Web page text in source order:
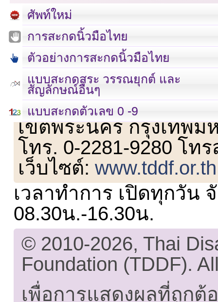
ศัพท์ใหม่
การสะกดนิ้วมือไทย
ตัวอย่างการสะกดนิ้วมือไทย
แบบสะกดสระ วรรณยุกต์ และ
สัญลักษณ์อื่นๆ
แบบสะกดตัวเลข 0 -9
เลขที่ 23 ชั้น 2 ถนนวิ
เขตพระนคร กรุงเทพม
โทร. 0-2281-9280 โท
เว็บไซต์:www.tddf.or.th
เวลาทำการ เปิดทุกวัน
08.30น.-16.30น.
© 2010-2026, Thai
Foundation (TDDF).
เพื่อการแสดงผลที่ถูกต้